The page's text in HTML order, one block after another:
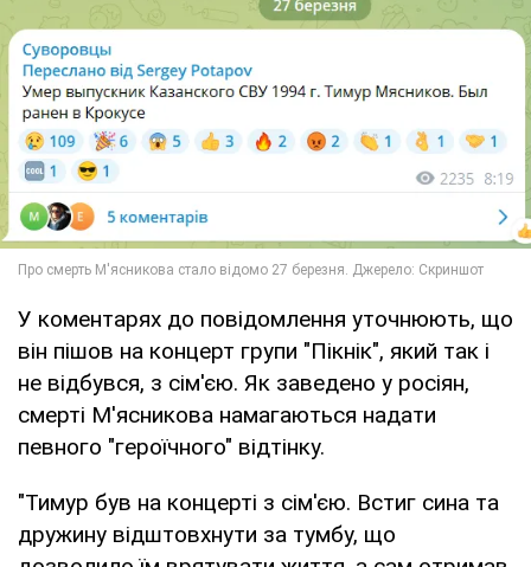
У коментарях до повідомлення уточнюють, що
він пішов на концерт групи "Пікнік", який так і
не відбувся, з сім'єю. Як заведено у росіян,
смерті М'ясникова намагаються надати
певного "героїчного" відтінку.
"Тимур був на концерті з сім'єю. Встиг сина та
дружину відштовхнути за тумбу, що